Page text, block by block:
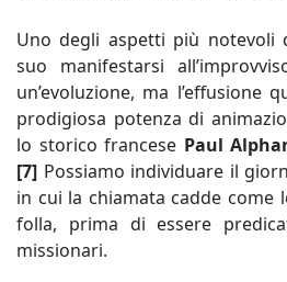
Uno degli aspetti più notevoli
suo manifestarsi
un’evoluzione, ma l’effusione
prodigiosa potenza di
lo storico francese Paul
[7] Possiamo individuare il
in cui la chiamata cadde come
folla, prima di essere
missionari.